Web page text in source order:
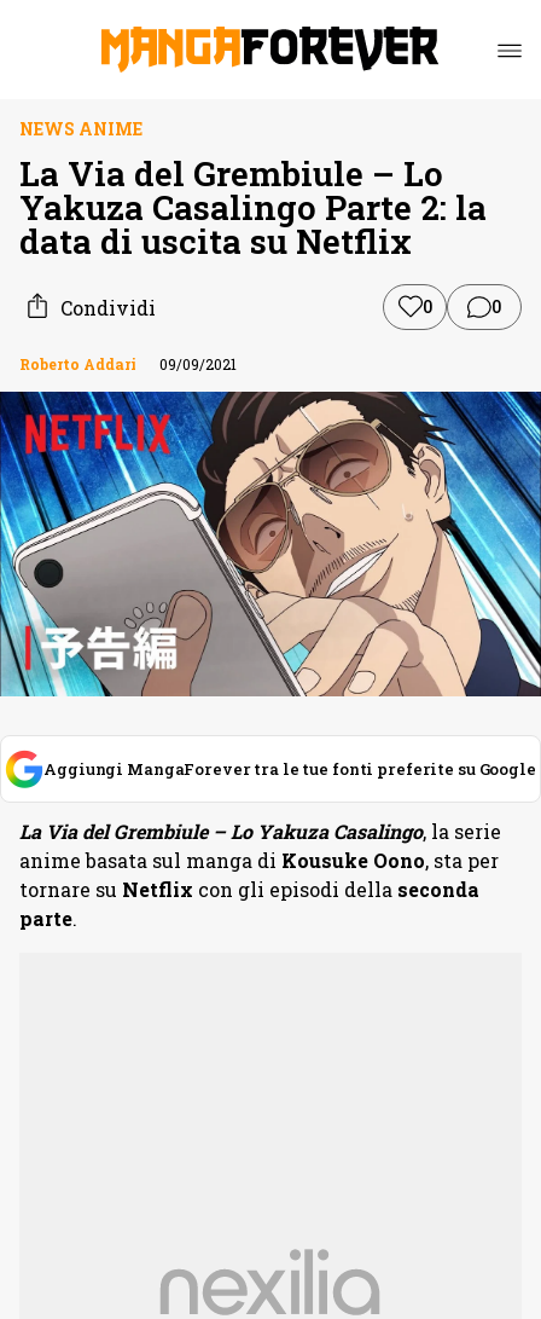
NEWS ANIME
La Via del Grembiule – Lo
Yakuza Casalingo Parte 2: la
data di uscita su Netflix
Condividi 0 0
Roberto Addari 09/09/2021
Aggiungi MangaForever tra le tue fonti preferite su Google
La Via del Grembiule – Lo Yakuza Casalingo, la serie
anime basata sul manga di Kousuke Oono, sta per
tornare su Netflix con gli episodi della seconda
parte.